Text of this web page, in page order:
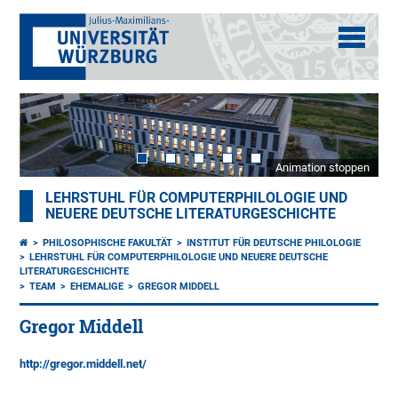
Animation stoppen
LEHRSTUHL FÜR COMPUTERPHILOLOGIE UND
NEUERE DEUTSCHE LITERATURGESCHICHTE
PHILOSOPHISCHE FAKULTÄT
INSTITUT FÜR DEUTSCHE PHILOLOGIE
LEHRSTUHL FÜR COMPUTERPHILOLOGIE UND NEUERE DEUTSCHE
LITERATURGESCHICHTE
TEAM
EHEMALIGE GREGOR MIDDELL
Gregor Middell
http://gregor.middell.net/